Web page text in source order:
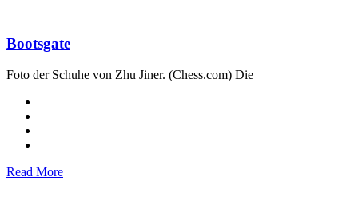
Bootsgate
Foto der Schuhe von Zhu Jiner. (Chess.com) Die
Read More